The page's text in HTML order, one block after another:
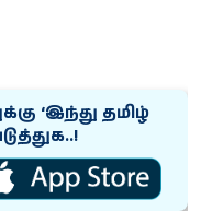
‘இந்து தமிழ்